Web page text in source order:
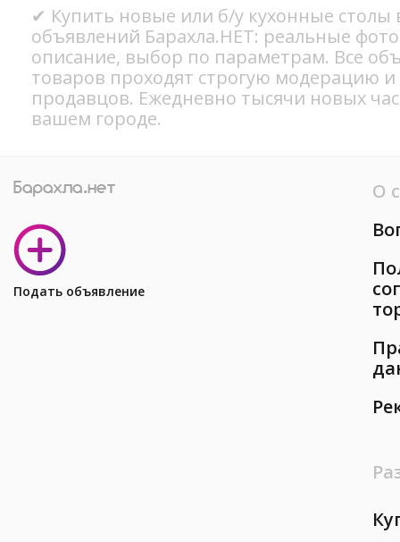
✔ Купить новые или б/у кухонные столы
объявлений Барахла.НЕТ: реальные
описание, выбор по параметрам. Все
товаров проходят строгую модерацию
продавцов. Ежедневно тысячи новых
вашем городе.
Подать объявление
О